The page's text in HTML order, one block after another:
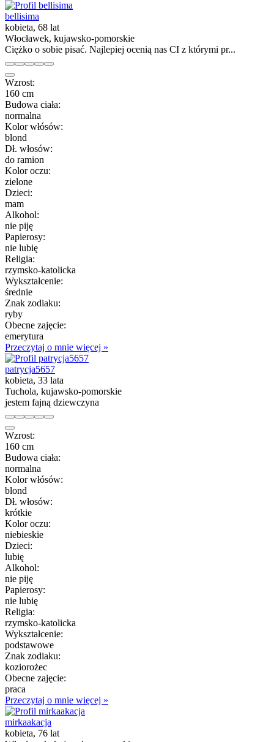
bellisima
kobieta, 68 lat
Włocławek, kujawsko-pomorskie
Ciężko o sobie pisać. Najlepiej ocenią nas CI z którymi pr...
Wzrost:
160 cm
Budowa ciała:
normalna
Kolor włósów:
blond
Dł. włosów:
do ramion
Kolor oczu:
zielone
Dzieci:
mam
Alkohol:
nie piję
Papierosy:
nie lubię
Religia:
rzymsko-katolicka
Wykształcenie:
średnie
Znak zodiaku:
ryby
Obecne zajęcie:
emerytura
Przeczytaj o mnie więcej »
patrycja5657
kobieta, 33 lata
Tuchola, kujawsko-pomorskie
jestem fajną dziewczyna
Wzrost:
160 cm
Budowa ciała:
normalna
Kolor włósów:
blond
Dł. włosów:
krótkie
Kolor oczu:
niebieskie
Dzieci:
lubię
Alkohol:
nie piję
Papierosy:
nie lubię
Religia:
rzymsko-katolicka
Wykształcenie:
podstawowe
Znak zodiaku:
koziorożec
Obecne zajęcie:
praca
Przeczytaj o mnie więcej »
mirkaakacja
kobieta, 76 lat